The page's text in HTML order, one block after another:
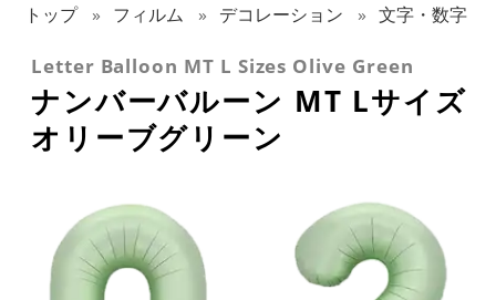
トップ フィルム デコレーション 文字・数字
Letter Balloon MT L Sizes Olive Green
ナンバーバルーン MT Lサイズ
オリーブグリーン